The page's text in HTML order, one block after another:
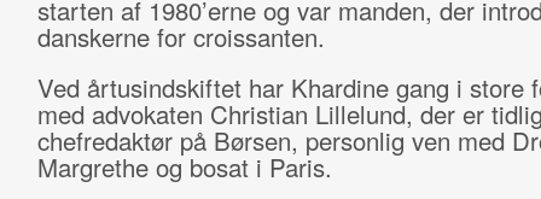
starten af 1980’erne og var manden, der
danskerne for croissanten.
Ved årtusindskiftet har Khardine gang i store
med advokaten Christian Lillelund, der er
chefredaktør på Børsen, personlig ven med
Margrethe og bosat i Paris.